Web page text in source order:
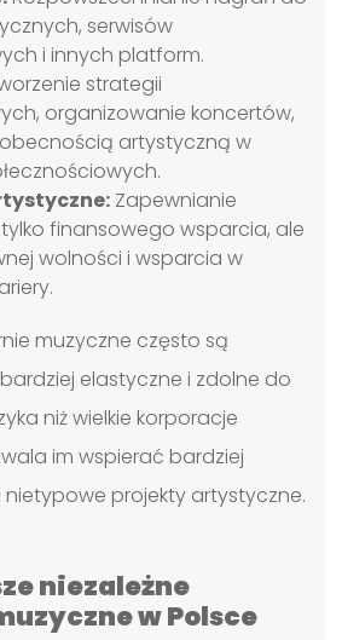
serwisów
i innych platform.
strategii
organizowanie koncertów,
artystyczną w
Zapewnianie
finansowego wsparcia, ale
wolności i wsparcia w
muzyczne często są
elastyczne i zdolne do
niż wielkie korporacje
im wspierać bardziej
nietypowe projekty artystyczne.
niezależne
w Polsce